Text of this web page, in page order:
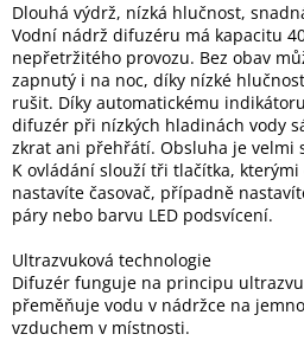
Dlouhá výdrž, nízká hlučnost,
Vodní nádrž difuzéru má kapacitu
nepřetržitého provozu. Bez obav
zapnutý i na noc, díky nízké
rušit. Díky automatickému
difuzér při nízkých hladinách vody
zkrat ani přehřátí. Obsluha je velmi
K ovládání slouží tři tlačítka,
nastavíte časovač, případně
páry nebo barvu LED podsvícení.
Ultrazvuková technologie
Difuzér funguje na principu
přeměňuje vodu v nádržce na
vzduchem v místnosti.